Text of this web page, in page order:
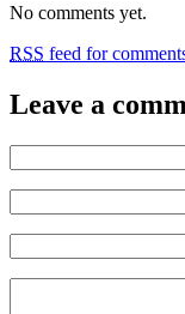
No comments yet.
RSS feed for
Leave a